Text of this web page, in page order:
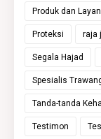
Produk dan
Proteksi raja
Segala Hajad
Spesialis
Tanda-tanda
Testimon